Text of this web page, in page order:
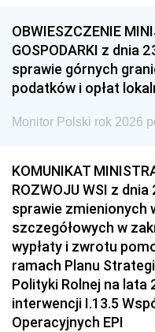
OBWIESZCZENIE
GOSPODARKI z dnia
sprawie górnych
podatków i opłat
Monitor Polski rok 2026
KOMUNIKAT
ROZWOJU WSI z
sprawie zmienionych
szczegółowych w
wypłaty i zwrotu
ramach Planu
Polityki Rolnej na lata
interwencji I.13.5
Operacyjnych EPI